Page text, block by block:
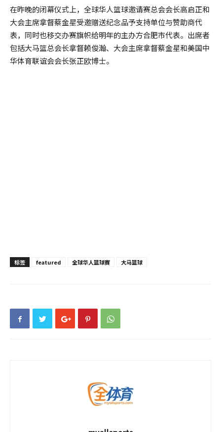
在昨晚的闭幕仪式上，全球华人篮球邀请赛总会会长高启正和
大会主席拿督蔡金星受邀赠送纪念品予支持单位与赞助商代
表，同时也移交办赛旗帜给明年的主办方合肥市代表。出席者
包括大马篮总会长拿督赖俊瀚、大会主席拿督蔡金星和美国中
华体育联谊会会长张正欧博士。
标签 featured 全球华人篮球赛 大马篮球